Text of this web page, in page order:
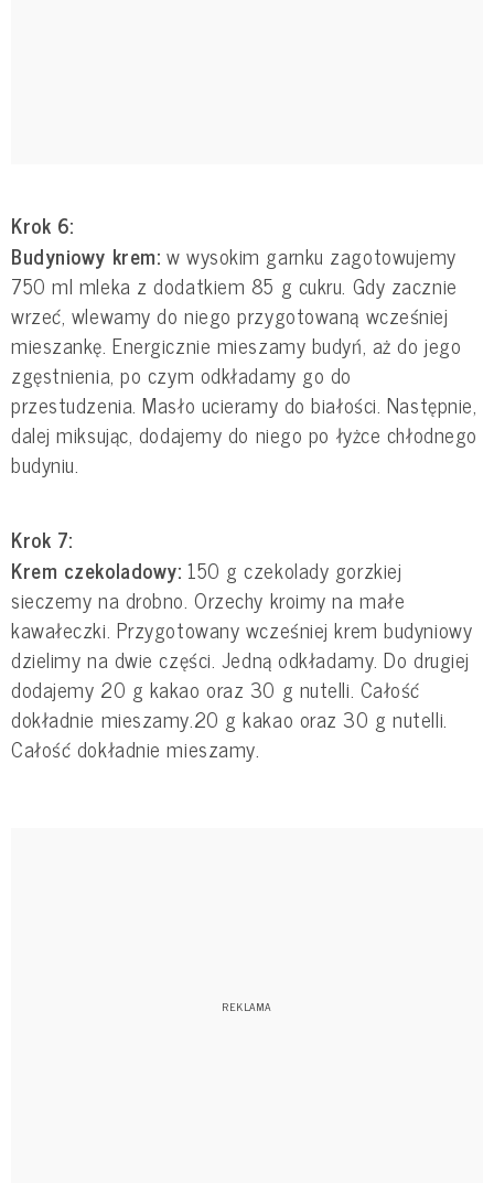
Krok 6:
Budyniowy krem: w wysokim garnku zagotowujemy
750 ml mleka z dodatkiem 85 g cukru. Gdy zacznie
wrzeć, wlewamy do niego przygotowaną wcześniej
mieszankę. Energicznie mieszamy budyń, aż do jego
zgęstnienia, po czym odkładamy go do
przestudzenia. Masło ucieramy do białości. Następnie,
dalej miksując, dodajemy do niego po łyżce chłodnego
budyniu.
Krok 7:
Krem czekoladowy: 150 g czekolady gorzkiej
sieczemy na drobno. Orzechy kroimy na małe
kawałeczki. Przygotowany wcześniej krem budyniowy
dzielimy na dwie części. Jedną odkładamy. Do drugiej
dodajemy 20 g kakao oraz 30 g nutelli. Całość
dokładnie mieszamy.20 g kakao oraz 30 g nutelli.
Całość dokładnie mieszamy.